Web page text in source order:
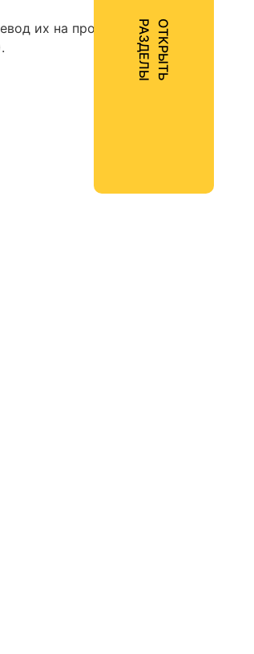
их на проектную
О
Т
К
Р
Ы
Т
Ь
Р
А
З
Д
Е
Л
Ы